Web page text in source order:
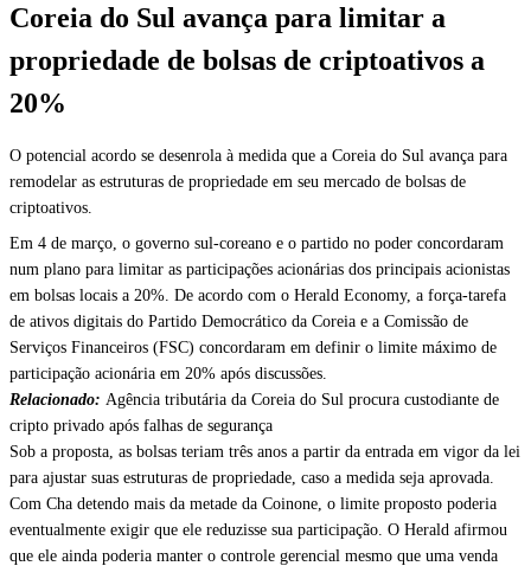
Coreia do Sul avança para limitar a
propriedade de bolsas de criptoativos a
20%
O potencial acordo se desenrola à medida que a Coreia do Sul avança para
remodelar as estruturas de propriedade em seu mercado de bolsas de
criptoativos.
Em 4 de março, o governo sul-coreano e o partido no poder concordaram
num plano para limitar as participações acionárias dos principais acionistas
em bolsas locais a 20%. De acordo com o Herald Economy, a força-tarefa
de ativos digitais do Partido Democrático da Coreia e a Comissão de
Serviços Financeiros (FSC) concordaram em definir o limite máximo de
participação acionária em 20% após discussões.
Relacionado: Agência tributária da Coreia do Sul procura custodiante de
cripto privado após falhas de segurança
Sob a proposta, as bolsas teriam três anos a partir da entrada em vigor da lei
para ajustar suas estruturas de propriedade, caso a medida seja aprovada.
Com Cha detendo mais da metade da Coinone, o limite proposto poderia
eventualmente exigir que ele reduzisse sua participação. O Herald afirmou
que ele ainda poderia manter o controle gerencial mesmo que uma venda